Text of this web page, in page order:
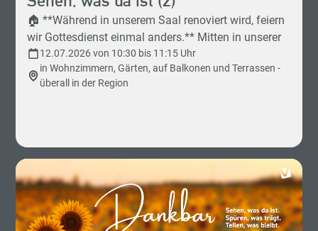
🏠 **Während in unserem Saal renoviert wird, feiern
wir Gottesdienst einmal anders.** Mitten in unserer
Predigtreihe „Dankbar - Sehen, was da ist“ treffen wir
uns nicht im Gottesdienst-Saal, sondern in
Wohnzimmern, Gärten, auf Balkonen und Terrassen.
Gemeinschaft, Gastfreundschaft und Zeit
miteinander. ☕ **Vielleicht sitzt du mit Menschen
am Frühstückstisch, die du bisher nur vom Sehen
kennst. Vielleicht lernst du neue Gesichter kennen.
Vielleicht entstehen gute Gespräche, die sonst nie
12.07.2026 von 10:30 bis 11:15 Uhr
in Wohnzimmern, Gärten, auf Balkonen und Terrassen -
überall in der Region